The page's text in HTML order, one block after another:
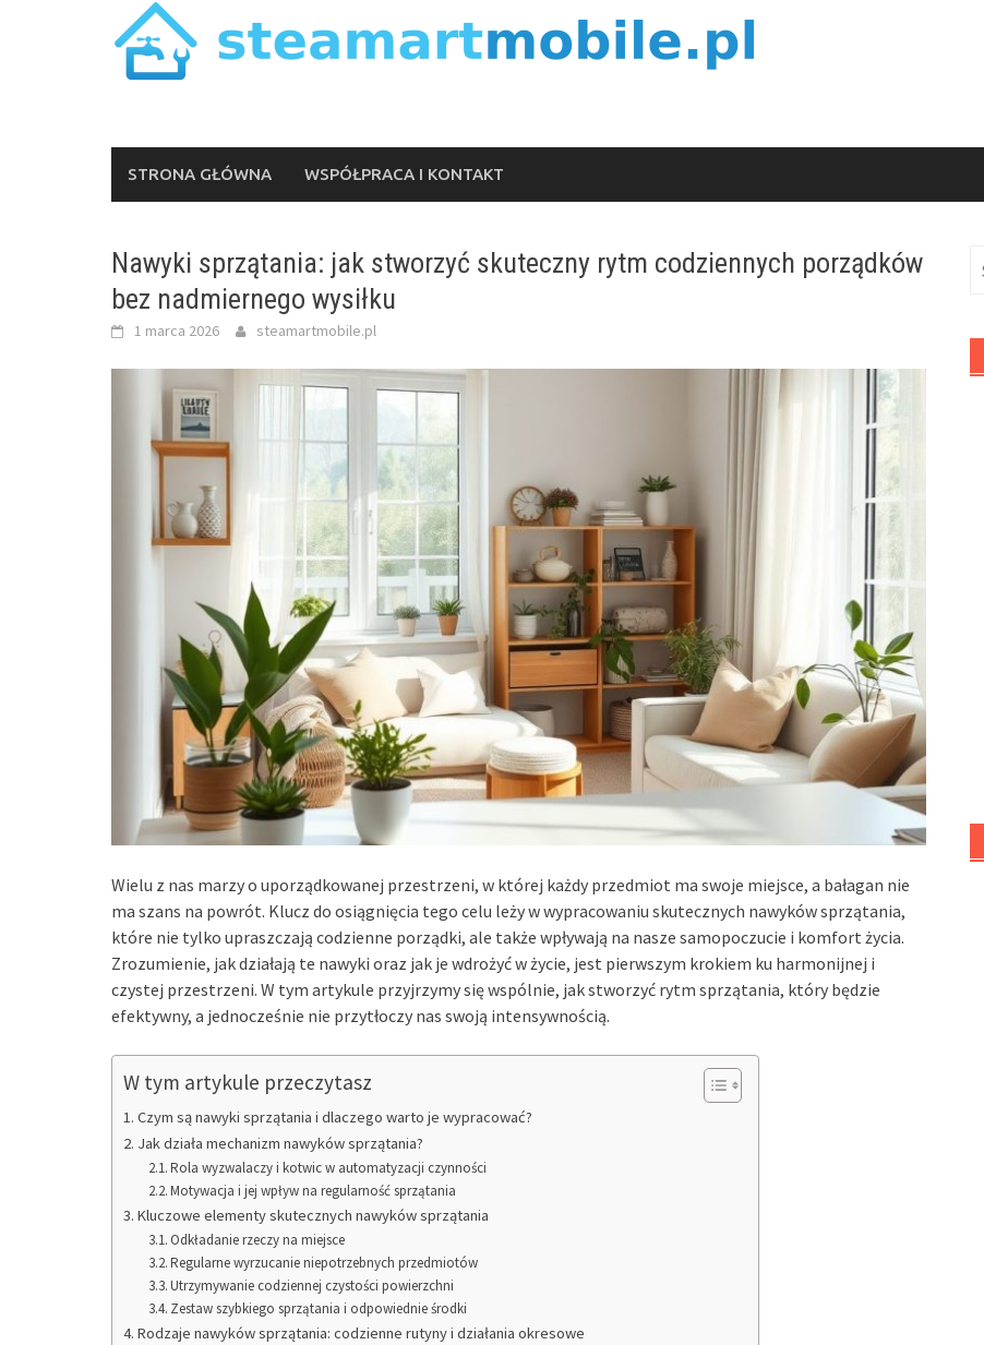
STRONA GŁÓWNA WSPÓŁPRACA I KONTAKT
Nawyki sprzątania: jak stworzyć skuteczny rytm codziennych porządków
bez nadmiernego wysiłku
1 marca 2026 steamartmobile.pl
Wielu z nas marzy o uporządkowanej przestrzeni, w której każdy przedmiot ma swoje miejsce, a bałagan nie
ma szans na powrót. Klucz do osiągnięcia tego celu leży w wypracowaniu skutecznych nawyków sprzątania,
które nie tylko upraszczają codzienne porządki, ale także wpływają na nasze samopoczucie i komfort życia.
Zrozumienie, jak działają te nawyki oraz jak je wdrożyć w życie, jest pierwszym krokiem ku harmonijnej i
czystej przestrzeni. W tym artykule przyjrzymy się wspólnie, jak stworzyć rytm sprzątania, który będzie
efektywny, a jednocześnie nie przytłoczy nas swoją intensywnością.
W tym artykule przeczytasz
Czym są nawyki sprzątania i dlaczego warto je wypracować?
Jak działa mechanizm nawyków sprzątania?
Rola wyzwalaczy i kotwic w automatyzacji czynności
Motywacja i jej wpływ na regularność sprzątania
Kluczowe elementy skutecznych nawyków sprzątania
Odkładanie rzeczy na miejsce
Regularne wyrzucanie niepotrzebnych przedmiotów
Utrzymywanie codziennej czystości powierzchni
Zestaw szybkiego sprzątania i odpowiednie środki
Rodzaje nawyków sprzątania: codzienne rutyny i działania okresowe